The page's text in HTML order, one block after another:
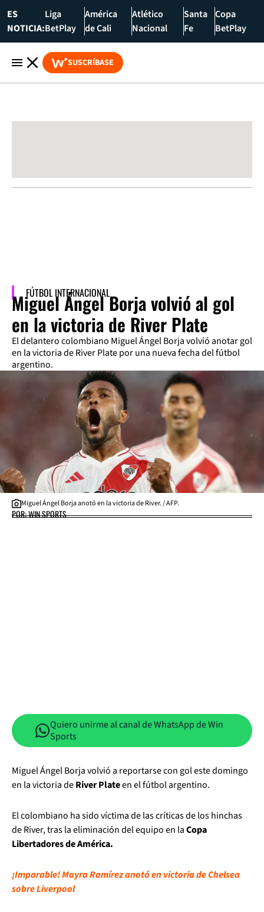
ES
NOTICIA:
Liga
BetPlay
América
de Cali
Atlético
Nacional
Santa
Fe
Copa
BetPlay
SUSCRÍBASE
FÚTBOL INTERNACIONAL
Miguel Ángel Borja volvió al gol
en la victoria de River Plate
El delantero colombiano Miguel Ángel Borja volvió anotar gol
en la victoria de River Plate por una nueva fecha del fútbol
argentino.
Miguel Ángel Borja anotó en la victoria de River. / AFP.
POR: WIN SPORTS
Quiero unirme al canal de WhatsApp de Win
Sports
Miguel Ángel Borja volvió a reportarse con gol este domingo
en la victoria deRiver Plateen el fútbol argentino.
El colombiano ha sido víctima de las críticas de los hinchas
de River, tras la eliminación del equipo en laCopa
Libertadores de América.
¡Imparable! Mayra Ramírez anotó en victoria de Chelsea
sobre Liverpool